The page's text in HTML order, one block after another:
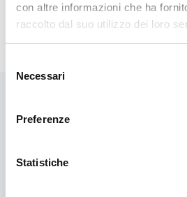
con altre informazioni che ha
raccolto dal suo utilizzo dei loro
delNecessari
Preferenze
Statistiche
Modified on26/05/2022
Related contents